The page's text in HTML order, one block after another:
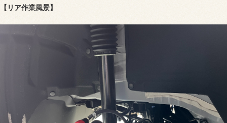
【リア作業風景】